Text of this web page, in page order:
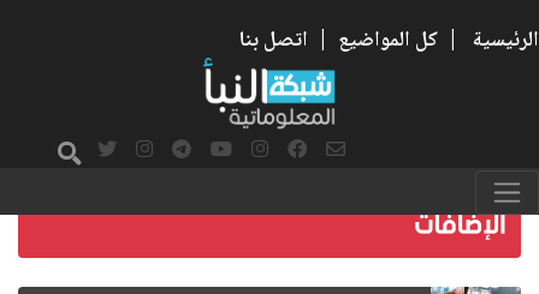
الرئيسية | كل المواضيع | اتصل بنا